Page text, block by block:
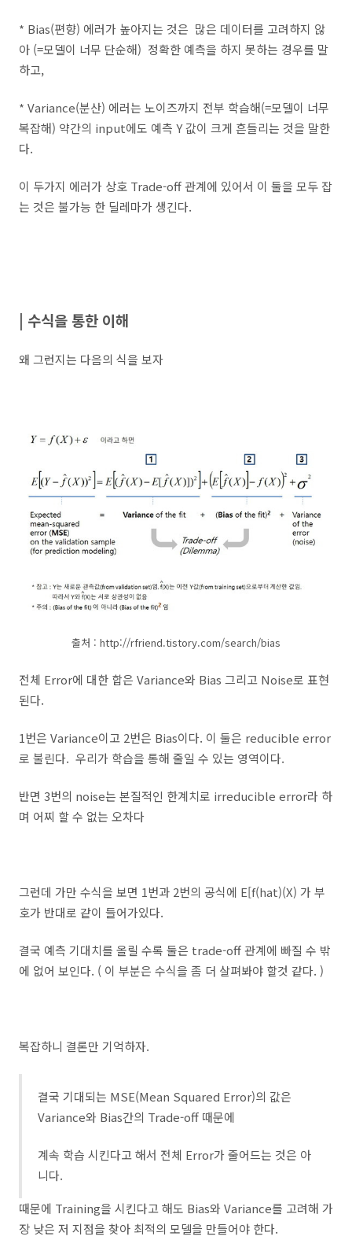
* Bias(편향) 에러가 높아지는 것은 많은 데이터를 고려하지 않
아 (=모델이 너무 단순해) 정확한 예측을 하지 못하는 경우를 말
하고,
* Variance(분산) 에러는 노이즈까지 전부 학습해(=모델이 너무
복잡해) 약간의 input에도 예측 Y 값이 크게 흔들리는 것을 말한
다.
이 두가지 에러가 상호 Trade-off 관계에 있어서 이 둘을 모두 잡
는 것은 불가능 한 딜레마가 생긴다.
| 수식을 통한 이해
왜 그런지는 다음의 식을 보자
출처 : http://rfriend.tistory.com/search/bias
전체 Error에 대한 합은 Variance와 Bias 그리고 Noise로 표현
된다.
1번은 Variance이고 2번은 Bias이다. 이 둘은 reducible error
로 불린다. 우리가 학습을 통해 줄일 수 있는 영역이다.
반면 3번의 noise는 본질적인 한계치로 irreducible error라 하
며 어찌 할 수 없는 오차다
그런데 가만 수식을 보면 1번과 2번의 공식에 E[f(hat)(X) 가 부
호가 반대로 같이 들어가있다.
결국 예측 기대치를 올릴 수록 둘은 trade-off 관계에 빠질 수 밖
에 없어 보인다. ( 이 부분은 수식을 좀 더 살펴봐야 할것 같다. )
복잡하니 결론만 기억하자.
결국 기대되는 MSE(Mean Squared Error)의 값은
Variance와 Bias간의 Trade-off 때문에
계속 학습 시킨다고 해서 전체 Error가 줄어드는 것은 아
니다.
때문에 Training을 시킨다고 해도 Bias와 Variance를 고려해 가
장 낮은 저 지점을 찾아 최적의 모델을 만들어야 한다.